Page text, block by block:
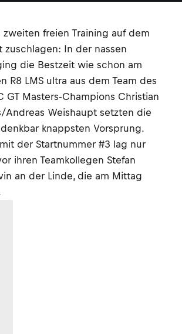
freien Training auf dem
zuschlagen: In der nassen
die Bestzeit wie schon am
R8 LMS ultra aus dem Team des
GT Masters-Champions Christian
Andreas Weishaupt setzten die
knappsten Vorsprung.
der Startnummer #3 lag nur
ihren Teamkollegen Stefan
an der Linde, die am Mittag